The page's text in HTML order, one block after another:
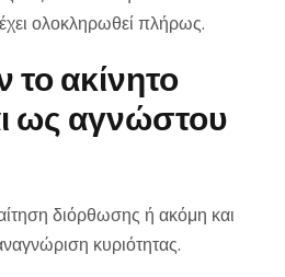
ολοκληρωθεί πλήρως.
το ακίνητο
ως αγνώστου
διόρθωσης ή ακόμη και
κυριότητας.